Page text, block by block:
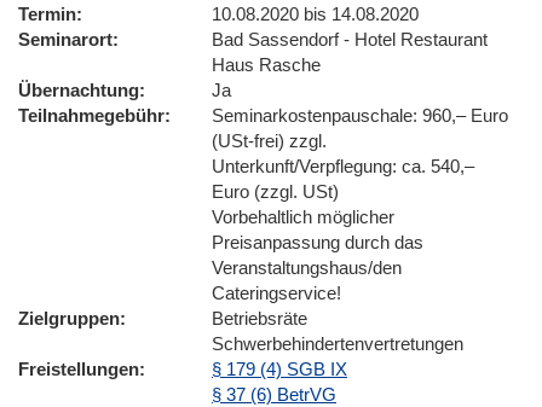
Termin
10.08.2020 bis 14.08.2020
Seminarort
Bad Sassendorf - Hotel Restaurant
Haus Rasche
Übernachtung
Ja
Teilnahmegebühr
Seminarkostenpauschale: 960,– Euro
(USt-frei) zzgl.
Unterkunft/Verpflegung: ca. 540,–
Euro (zzgl. USt)
Vorbehaltlich möglicher
Preisanpassung durch das
Veranstaltungshaus/den
Cateringservice!
Zielgruppen
Betriebsräte
Schwerbehindertenvertretungen
Freistellungen
§ 179 (4) SGB IX
§ 37 (6) BetrVG